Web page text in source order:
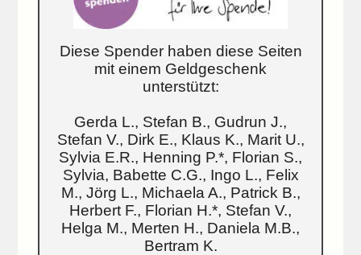
Diese Spender haben diese Seiten
mit einem Geldgeschenk
unterstützt:
Gerda L., Stefan B., Gudrun J.,
Stefan V., Dirk E., Klaus K., Marit U.,
Sylvia E.R., Henning P.*, Florian S.,
Sylvia, Babette C.G., Ingo L., Felix
M., Jörg L., Michaela A., Patrick B.,
Herbert F., Florian H.*, Stefan V.,
Helga M., Merten H., Daniela M.B.,
Bertram K.